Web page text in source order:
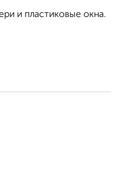
и пластиковые окна.